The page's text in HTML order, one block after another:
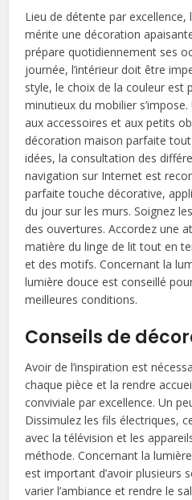
Lieu de détente par
mérite une décoration
prépare quotidiennement ses
journée, l’intérieur doit être
style, le choix de la couleur est
minutieux du mobilier
aux accessoires et aux petits
décoration maison parfaite
idées, la consultation des
navigation sur Internet est
parfaite touche décorative,
du jour sur les murs. Soignez
des ouvertures. Accordez une
matière du linge de lit tout en
et des motifs. Concernant la
lumière douce est conseillé
meilleures conditions.
Conseils de
Avoir de l’inspiration est
chaque pièce et la rendre
conviviale par excellence. Un
Dissimulez les fils électriques,
avec la télévision et les
méthode. Concernant la
est important d’avoir plusieurs
varier l’ambiance et rendre le